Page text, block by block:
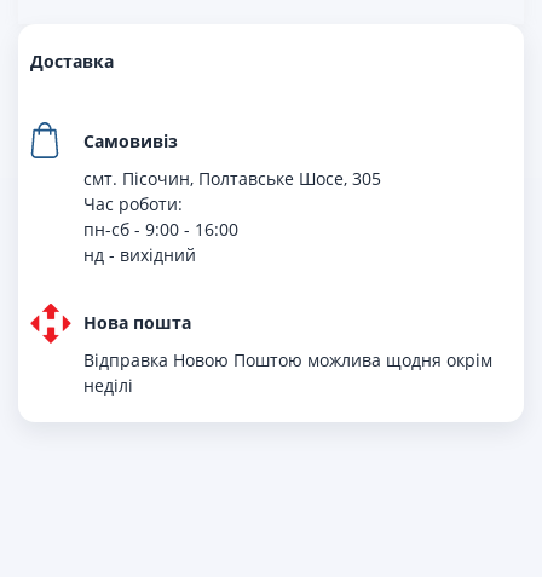
Доставка
Самовивіз
смт. Пісочин, Полтавське Шосе, 305
Час роботи:
пн-сб - 9:00 - 16:00
нд - вихiдний
Нова пошта
Відправка Новою Поштою можлива щодня окрім
неділі